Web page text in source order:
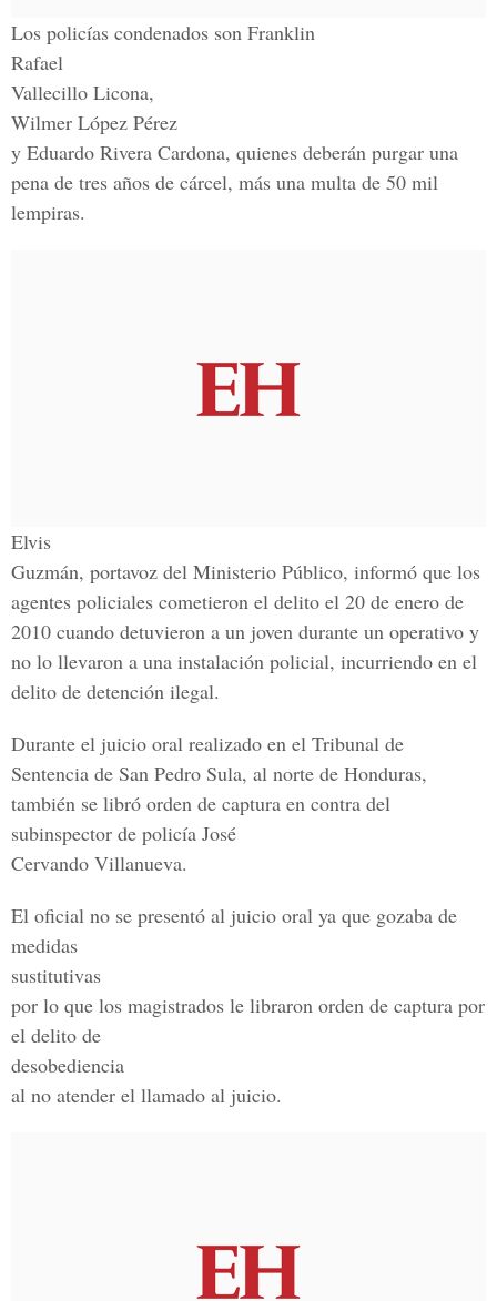
Los policías condenados son Franklin
Rafael
Vallecillo Licona,
Wilmer López Pérez
y Eduardo Rivera Cardona, quienes deberán purgar una
pena de tres años de cárcel, más una multa de 50 mil
lempiras.
Elvis
Guzmán, portavoz del Ministerio Público, informó que los
agentes policiales cometieron el delito el 20 de enero de
2010 cuando detuvieron a un joven durante un operativo y
no lo llevaron a una instalación policial, incurriendo en el
delito de detención ilegal.
Durante el juicio oral realizado en el Tribunal de
Sentencia de San Pedro Sula, al norte de Honduras,
también se libró orden de captura en contra del
subinspector de policía José
Cervando Villanueva.
El oficial no se presentó al juicio oral ya que gozaba de
medidas
sustitutivas
por lo que los magistrados le libraron orden de captura por
el delito de
desobediencia
al no atender el llamado al juicio.